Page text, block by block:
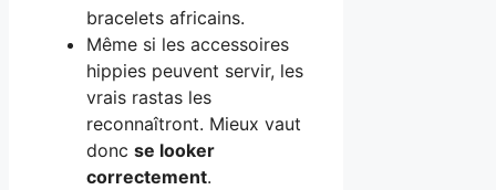
bracelets africains.
Même si les accessoires
hippies peuvent servir, les
vrais rastas les
reconnaîtront. Mieux vaut
donc se looker
correctement.